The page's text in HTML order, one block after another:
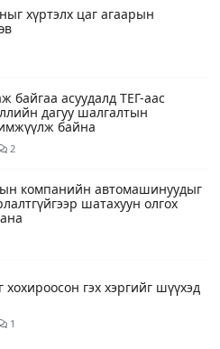
хүртэлх цаг агаарын
байгаа асуудалд ТЕГ-аас
дагуу шалгалтын
байна
2
компанийн автомашинуудыг
шатахуун олгох
гэх хэргийг шүүхэд
1